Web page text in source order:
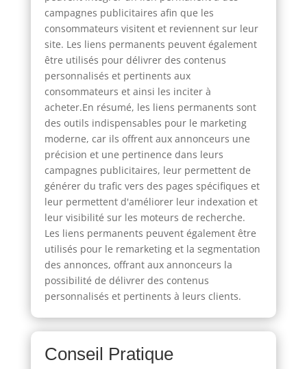
campagnes publicitaires afin que les
consommateurs visitent et reviennent sur leur
site. Les liens permanents peuvent également
être utilisés pour délivrer des contenus
personnalisés et pertinents aux
consommateurs et ainsi les inciter à
acheter.En résumé, les liens permanents sont
des outils indispensables pour le marketing
moderne, car ils offrent aux annonceurs une
précision et une pertinence dans leurs
campagnes publicitaires, leur permettent de
générer du trafic vers des pages spécifiques et
leur permettent d'améliorer leur indexation et
leur visibilité sur les moteurs de recherche.
Les liens permanents peuvent également être
utilisés pour le remarketing et la segmentation
des annonces, offrant aux annonceurs la
possibilité de délivrer des contenus
personnalisés et pertinents à leurs clients.
Conseil Pratique